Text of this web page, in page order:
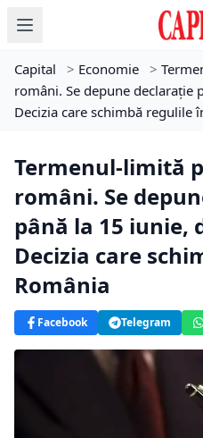
Capital > Economie >
români. Se depune declarație
Decizia care schimbă regulile
Termenul-limită
români. Se
până la 15 iunie,
Decizia care
România
Facebook Telegram